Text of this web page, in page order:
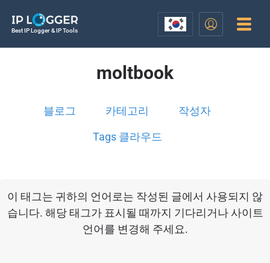
Best IP Logger & IP Tools
moltbook
블로그 카테고리 작성자
Tags 클라우드